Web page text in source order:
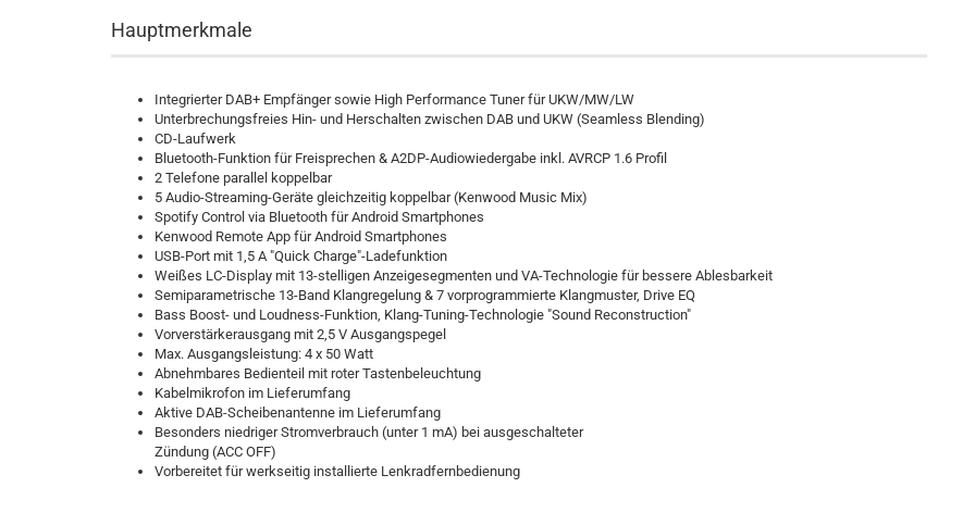
Hauptmerkmale
Integrierter DAB+ Empfänger sowie High Performance Tuner für UKW/MW/LW
Unterbrechungsfreies Hin- und Herschalten zwischen DAB und UKW (Seamless Blending)
CD-Laufwerk
Bluetooth-Funktion für Freisprechen & A2DP-Audiowiedergabe inkl. AVRCP 1.6 Profil
2 Telefone parallel koppelbar
5 Audio-Streaming-Geräte gleichzeitig koppelbar (Kenwood Music Mix)
Spotify Control via Bluetooth für Android Smartphones
Kenwood Remote App für Android Smartphones
USB-Port mit 1,5 A "Quick Charge"-Ladefunktion
Weißes LC-Display mit 13-stelligen Anzeigesegmenten und VA-Technologie für bessere Ablesbarkeit
Semiparametrische 13-Band Klangregelung & 7 vorprogrammierte Klangmuster, Drive EQ
Bass Boost- und Loudness-Funktion, Klang-Tuning-Technologie "Sound Reconstruction"
Vorverstärkerausgang mit 2,5 V Ausgangspegel
Max. Ausgangsleistung: 4 x 50 Watt
Abnehmbares Bedienteil mit roter Tastenbeleuchtung
Kabelmikrofon im Lieferumfang
Aktive DAB-Scheibenantenne im Lieferumfang
Besonders niedriger Stromverbrauch (unter 1 mA) bei ausgeschalteter
Zündung (ACC OFF)
Vorbereitet für werkseitig installierte Lenkradfernbedienung